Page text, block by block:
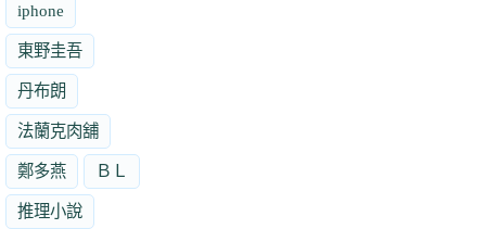
iphone
東野圭吾
丹布朗
法蘭克肉舖
鄭多燕 ＢＬ
推理小說